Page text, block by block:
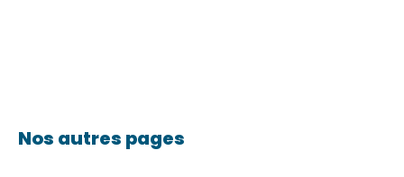
Nos autres pages